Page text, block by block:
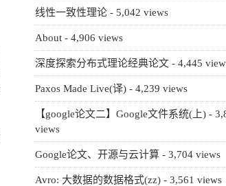
线性一致性理论 - 5,042 views
About - 4,906 views
深度探索分布式理论经典论文 - 4,445
Paxos Made Live(译) - 4,239 views
【google论文二】Google文件系统(上) -
views
Google论文、开源与云计算 - 3,704 views
Avro: 大数据的数据格式(zz) - 3,561 views